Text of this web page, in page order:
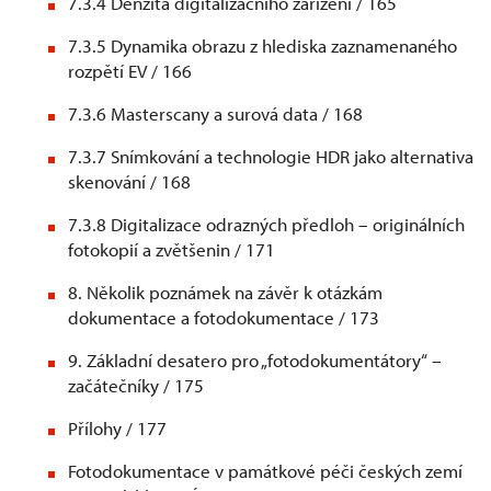
7.3.5 Dynamika obrazu z hlediska zaznamenaného
rozpětí EV / 166
7.3.6 Masterscany a surová data / 168
7.3.7 Snímkování a technologie HDR jako alternativa
skenování / 168
7.3.8 Digitalizace odrazných předloh – originálních
fotokopií a zvětšenin / 171
8. Několik poznámek na závěr k otázkám
dokumentace a fotodokumentace / 173
9. Základní desatero pro „fotodokumentátory“ –
začátečníky / 175
Přílohy / 177
Fotodokumentace v památkové péči českých zemí